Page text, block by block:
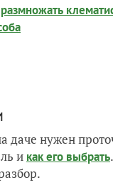
даче нужен
и как его выбрать